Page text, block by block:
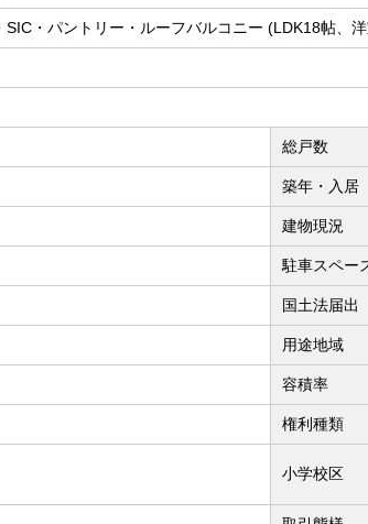
・パントリー・ルーフバルコニー (LDK18帖、
総戸数
築年・入居
建物現況
駐車スペー
国土法届出
用途地域
容積率
権利種類
小学校区